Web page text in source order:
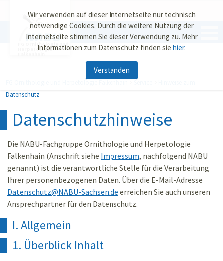
Wir verwenden auf dieser Internetseite nur technisch
notwendige Cookies. Durch die weitere Nutzung der
Internetseite stimmen Sie dieser Verwendung zu. Mehr
Informationen zum Datenschutz finden sie hier.
Verstanden
FG Ornithologie und
Herpetologie
FG Ornithologie und Herpetologie Falkenhain Service
Datenschutz
Datenschutzhinweise
Die NABU-Fachgruppe Ornithologie und Herpetologie
Falkenhain (Anschrift siehe Impressum, nachfolgend NABU
genannt) ist die verantwortliche Stelle für die Verarbeitung
Ihrer personenbezogenen Daten. Über die E-Mail-Adresse
Datenschutz@NABU-Sachsen.de erreichen Sie auch unseren
Ansprechpartner für den Datenschutz.
I. Allgemein
1. Überblick Inhalt